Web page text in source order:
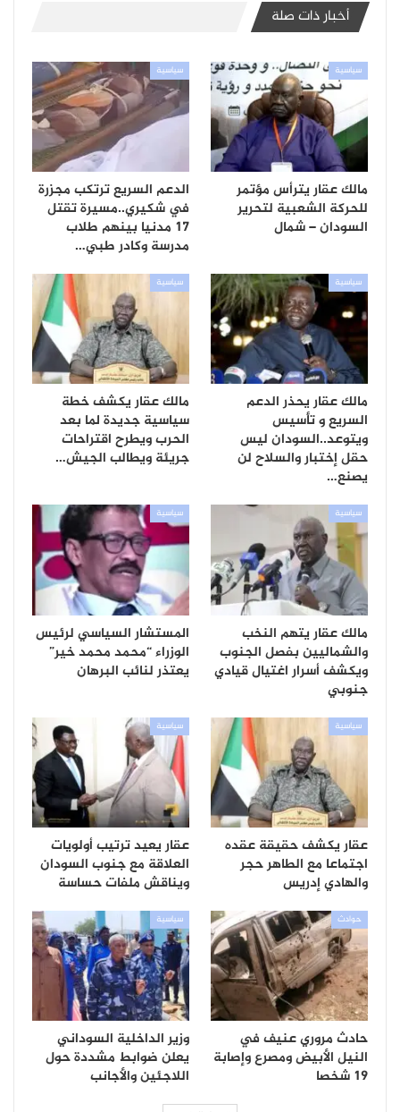
أخبار ذات صلة
سياسية
مالك عقار يترأس مؤتمر
للحركة الشعبية لتحرير
السودان – شمال
سياسية
الدعم السريع ترتكب مجزرة
في شكيري..مسيرة تقتل
17 مدنيا بينهم طلاب
مدرسة وكادر طبي…
سياسية
مالك عقار يحذر الدعم
السريع و تأسيس
ويتوعد..السودان ليس
حقل إختبار والسلاح لن
يصنع…
سياسية
مالك عقار يكشف خطة
سياسية جديدة لما بعد
الحرب ويطرح اقتراحات
جريئة ويطالب الجيش…
سياسية
مالك عقار يتهم النخب
والشماليين بفصل الجنوب
ويكشف أسرار اغتيال قيادي
جنوبي
سياسية
المستشار السياسي لرئيس
الوزراء “محمد محمد خير”
يعتذر لنائب البرهان
سياسية
عقار يكشف حقيقة عقده
اجتماعا مع الطاهر حجر
والهادي إدريس
سياسية
عقار يعيد ترتيب أولويات
العلاقة مع جنوب السودان
ويناقش ملفات حساسة
حوادث
حادث مروري عنيف في
النيل الأبيض ومصرع وإصابة
19 شخصا
سياسية
وزير الداخلية السوداني
يعلن ضوابط مشددة حول
اللاجئين والأجانب